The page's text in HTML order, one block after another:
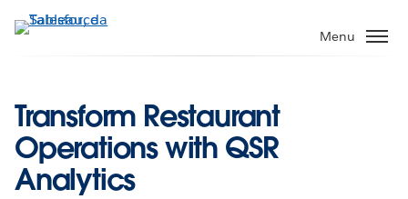
Passa
Menu
Transform Restaurant
Operations with QSR
Analytics